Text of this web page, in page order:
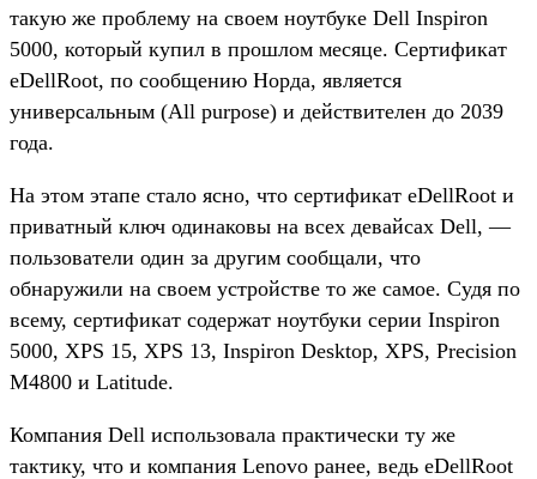
такую же проблему на своем ноутбуке Dell Inspiron
5000, который купил в прошлом месяце. Сертификат
eDellRoot, по сообщению Норда, является
универсальным (All purpose) и действителен до 2039
года.
На этом этапе стало ясно, что сертификат eDellRoot и
приватный ключ одинаковы на всех девайсах Dell, —
пользователи один за другим сообщали, что
обнаружили на своем устройстве то же самое. Судя по
всему, сертификат содержат ноутбуки серии Inspiron
5000, XPS 15, XPS 13, Inspiron Desktop, XPS, Precision
M4800 и Latitude.
Компания Dell использовала практически ту же
тактику, что и компания Lenovo ранее, ведь eDellRoot